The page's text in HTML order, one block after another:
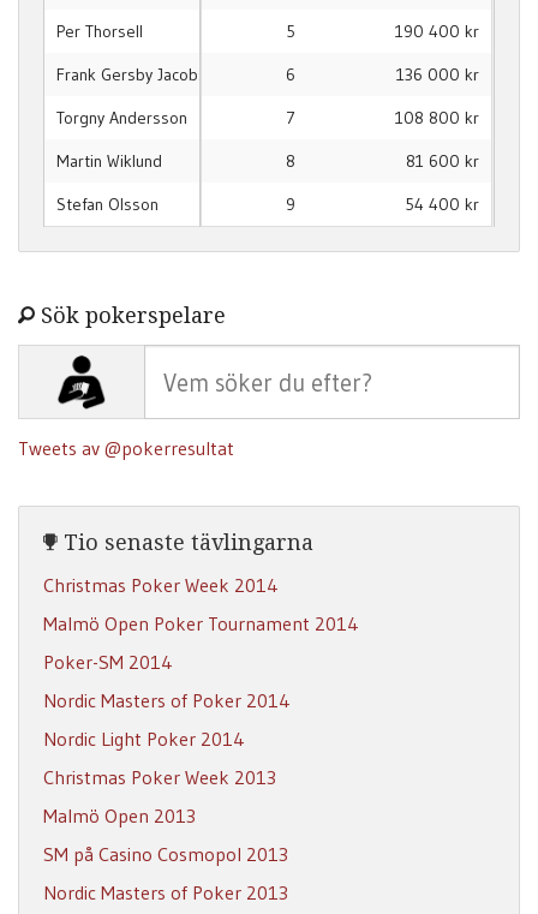
5
190 400 kr
6
136 000 kr
7
108 800 kr
8
81 600 kr
9
54 400 kr
Per Thorsell
Frank Gersby Jacobsen
Torgny Andersson
Martin Wiklund
Stefan Olsson
Sök pokerspelare
Tweets av @pokerresultat
Tio senaste tävlingarna
Christmas Poker Week 2014
Malmö Open Poker Tournament 2014
Poker-SM 2014
Nordic Masters of Poker 2014
Nordic Light Poker 2014
Christmas Poker Week 2013
Malmö Open 2013
SM på Casino Cosmopol 2013
Nordic Masters of Poker 2013